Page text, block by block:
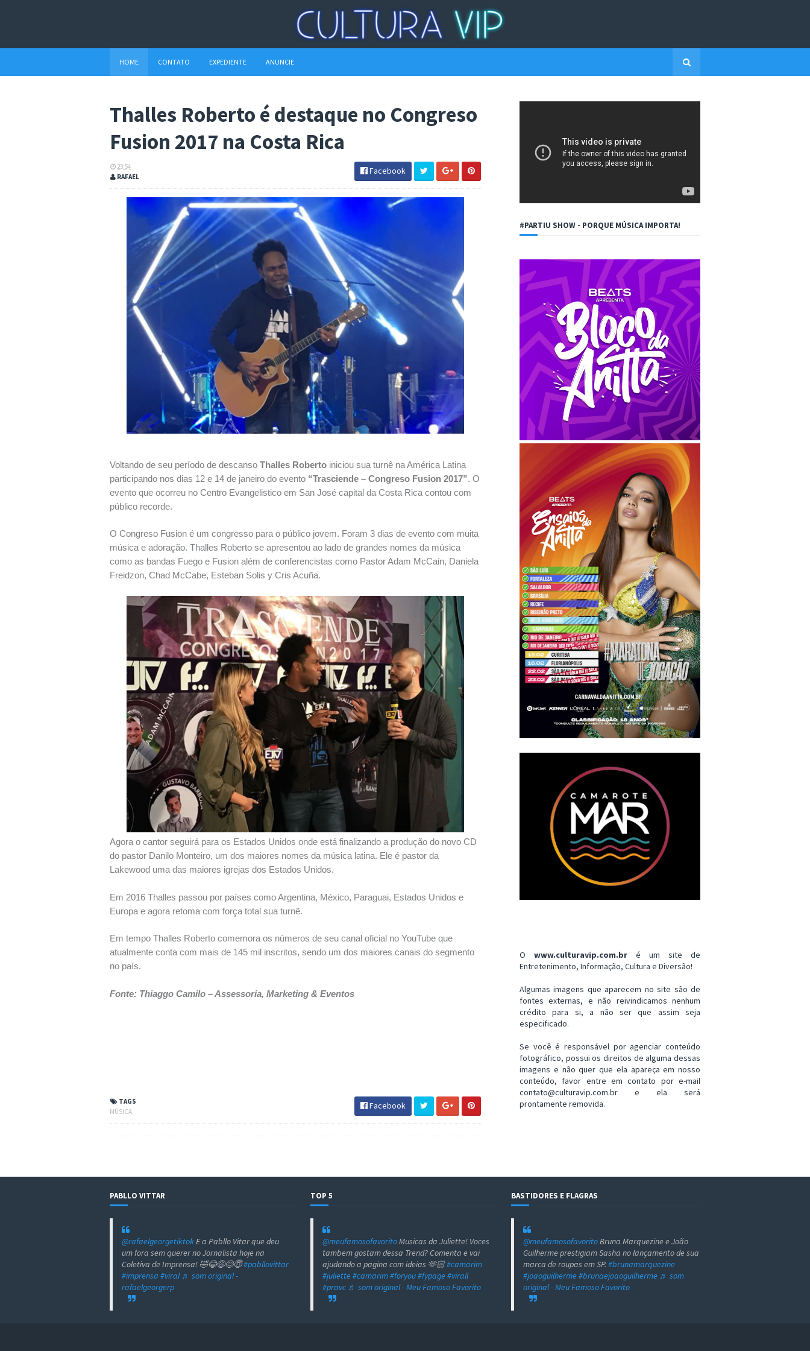
HOME CONTATO EXPEDIENTE ANUNCIE
Thalles Roberto é destaque no Congreso
Fusion 2017 na Costa Rica
23:54
RAFAEL
Facebook
Voltando de seu período de descanso Thalles Roberto iniciou sua turnê na América Latina
participando nos dias 12 e 14 de janeiro do evento “Trasciende – Congreso Fusion 2017”. O
evento que ocorreu no Centro Evangelistico em San José capital da Costa Rica contou com
público recorde.
O Congreso Fusion é um congresso para o público jovem. Foram 3 dias de evento com muita
música e adoração. Thalles Roberto se apresentou ao lado de grandes nomes da música
como as bandas Fuego e Fusion além de conferencistas como Pastor Adam McCain, Daniela
Freidzon, Chad McCabe, Esteban Solis y Cris Acuña.
Agora o cantor seguirá para os Estados Unidos onde está finalizando a produção do novo CD
do pastor Danilo Monteiro, um dos maiores nomes da música latina. Ele é pastor da
Lakewood uma das maiores igrejas dos Estados Unidos.
Em 2016 Thalles passou por países como Argentina, México, Paraguai, Estados Unidos e
Europa e agora retoma com força total sua turnê.
Em tempo Thalles Roberto comemora os números de seu canal oficial no YouTube que
atualmente conta com mais de 145 mil inscritos, sendo um dos maiores canais do segmento
no país.
Fonte: Thiaggo Camilo – Assessoria, Marketing & Eventos
TAGS
MÚSICA
Facebook
#PARTIU SHOW - PORQUE MÚSICA IMPORTA!
O www.culturavip.com.br é um site de
Entretenimento, Informação, Cultura e Diversão!
Algumas imagens que aparecem no site são de
fontes externas, e não reivindicamos nenhum
crédito para si, a não ser que assim seja
especificado.
Se você é responsável por agenciar conteúdo
fotográfico, possui os direitos de alguma dessas
imagens e não quer que ela apareça em nosso
conteúdo, favor entre em contato por e-mail
contato@culturavip.com.br e ela será
prontamente removida.
PABLLO VITTAR
@rafaelgeorgetiktokE a Pabllo Vitar que deu
um fora sem querer no Jornalista hoje na
Coletiva de Imprensa! 🤣😂😅😊😇#pabllovittar
#imprensa #viral ♬ som original -
rafaelgeorgerp
TOP 5
@meufamosofavoritoMusicas da Juliette! Voces
tambem gostam dessa Trend? Comenta e vai
ajudando a pagina com ideias 🫶🏻#camarim
#juliette#camarim#foryou#fypage#virall
#pravc ♬ som original - Meu Famoso Favorito
BASTIDORES E FLAGRAS
@meufamosofavoritoBruna Marquezine e João
Guilherme prestigiam Sasha no lançamento de sua
marca de roupas em SP. #brunamarquezine
#joaoguilherme#brunaejoaoguilherme ♬ som
original - Meu Famoso Favorito